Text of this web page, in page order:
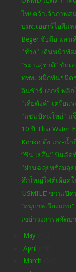
ไทยคว้าเจ้าภาพส
บมจ.เออาร์ไอพีแ
Beger จับมือ แสน
"ช้าง" เดินหน้าพั
“รมว.สุชาติ” ขับเ
ททท. ผนึกพันธมิตร
อินชัวร์ เอกซ์ พลิ
"เสี่ยตังค์" เตรียม
"แชมป์คนใหม่" แ
10 ปี Thai Water
Koriko ดึง เก่ง-น้
“ชิน เยอึน” บินลัด
"ผ่านฉลุยพร้อมลุ
ศึกใหญ่ไฟต์เดือดใ
‘USMILE’ ชวนเ
“อนุบาลเวียงแก่น
เขย่าวงการสลัดบ
May
April
March